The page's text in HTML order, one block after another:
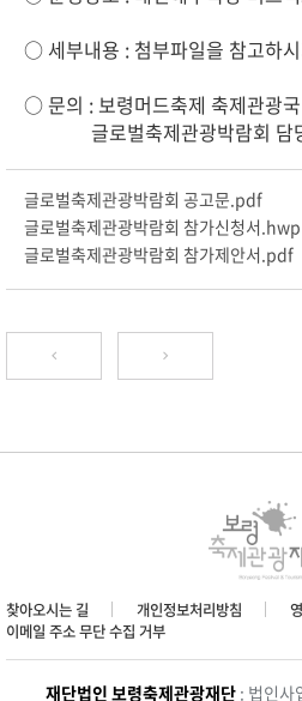
○ 세부내용 : 첨부파일을 참고하
○ 문의 : 보령머드축제 축제관광
글로벌축제관광박람회 담
글로벌축제관광박람회 공고문.pdf
글로벌축제관광박람회 참가신청서.hwp
글로벌축제관광박람회 참가제안서.pdf
찾아오시는 길 개인정보처리방침
이메일 주소 무단 수집 거부
재단법인 보령축제관광재단 : 법인